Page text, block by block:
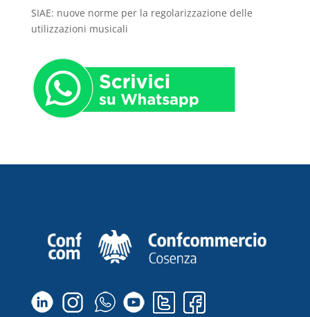
SIAE: nuove norme per la regolarizzazione delle
utilizzazioni musicali